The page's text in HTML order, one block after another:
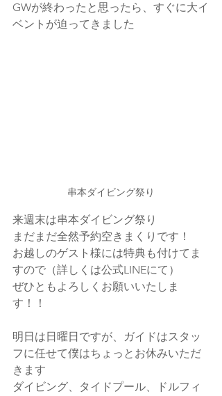
GWが終わったと思ったら、すぐに大イ
ベントが迫ってきました
串本ダイビング祭り
来週末は串本ダイビング祭り
まだまだ全然予約空きまくりです！
お越しのゲスト様には特典も付けてま
すので（詳しくは公式LINEにて）
ぜひともよろしくお願いいたしま
す！！
明日は日曜日ですが、ガイドはスタッ
フに任せて僕はちょっとお休みいただ
きます
ダイビング、タイドプール、ドルフィ